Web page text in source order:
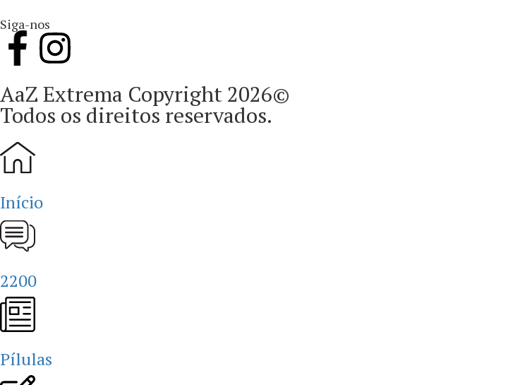
Siga-nos
AaZ Extrema Copyright 2026©
Todos os direitos reservados.
Início
2200
Pílulas